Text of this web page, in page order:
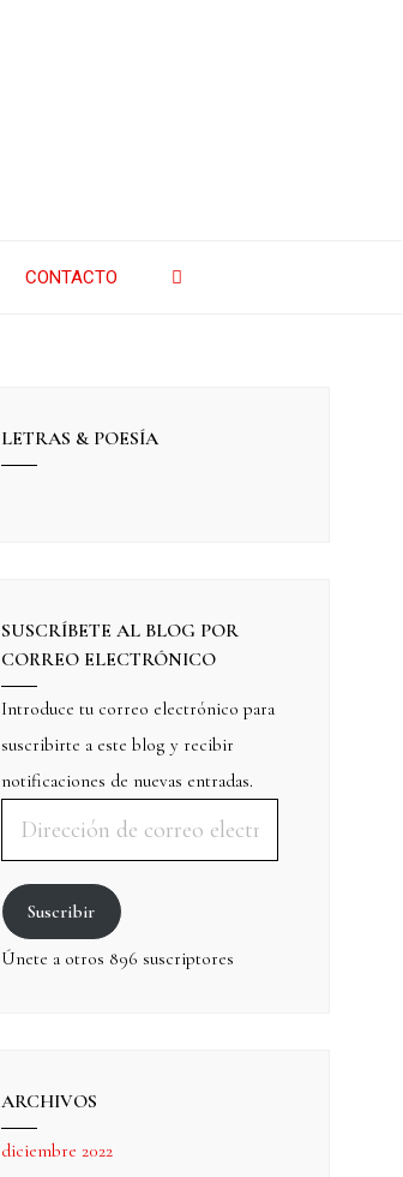
CONTACTO
LETRAS & POESÍA
SUSCRÍBETE AL BLOG POR
CORREO ELECTRÓNICO
Introduce tu correo electrónico para
suscribirte a este blog y recibir
notificaciones de nuevas entradas.
Suscribir
Únete a otros 896 suscriptores
ARCHIVOS
diciembre 2022